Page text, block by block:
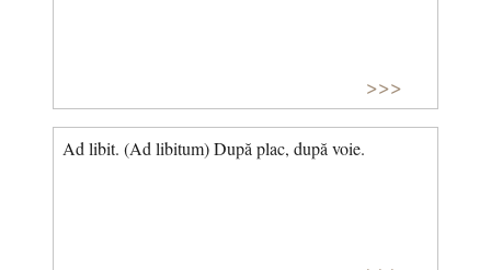
>>>
Ad libit. (Ad libitum) După plac, după voie.